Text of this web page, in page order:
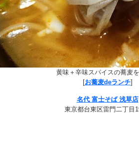
黄味＋辛味スパイスの蕎麦
[お蕎麦deランチ]
名代 富士そば 浅草店
東京都台東区雷門二丁目